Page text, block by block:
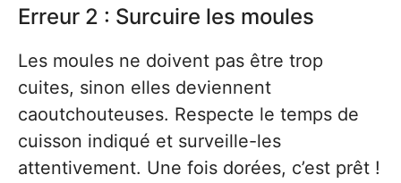
Erreur 2 : Surcuire les moules
Les moules ne doivent pas être trop
cuites, sinon elles deviennent
caoutchouteuses. Respecte le temps de
cuisson indiqué et surveille-les
attentivement. Une fois dorées, c’est prêt !